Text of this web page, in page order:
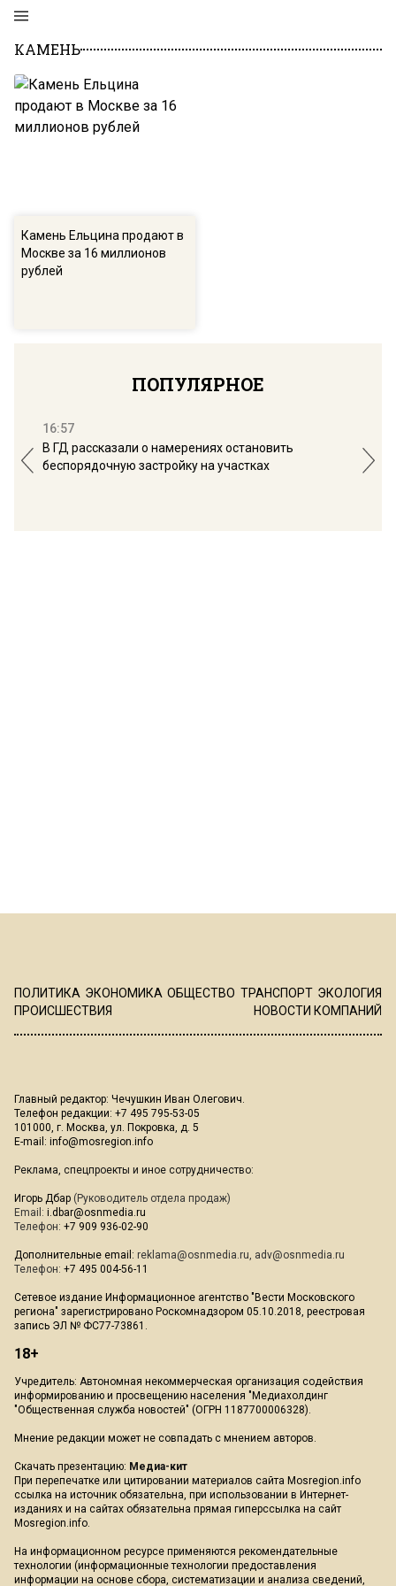
КАМЕНЬ
Камень Ельцина продают в
Москве за 16 миллионов
рублей
ПОПУЛЯРНОЕ
16:57
В ГД рассказали о намерениях остановить
беспорядочную застройку на участках
ПОЛИТИКА ЭКОНОМИКА ОБЩЕСТВО ТРАНСПОРТ ЭКОЛОГИЯ
ПРОИСШЕСТВИЯ
НОВОСТИ КОМПАНИЙ
Главный редактор: Чечушкин Иван Олегович.
Телефон редакции: +7 495 795-53-05
101000, г. Москва, ул. Покровка, д. 5
E-mail: info@mosregion.info
Реклама, спецпроекты и иное сотрудничество:
Игорь Дбар (Руководитель отдела продаж)
Email: i.dbar@osnmedia.ru
Телефон: +7 909 936-02-90
Дополнительные email: reklama@osnmedia.ru, adv@osnmedia.ru
Телефон: +7 495 004-56-11
Сетевое издание Информационное агентство "Вести Московского
региона" зарегистрировано Роскомнадзором 05.10.2018, реестровая
запись ЭЛ № ФС77-73861.
18+
Учредитель: Автономная некоммерческая организация содействия
информированию и просвещению населения "Медиахолдинг
"Общественная служба новостей" (ОГРН 1187700006328).
Мнение редакции может не совпадать с мнением авторов.
Скачать презентацию: Медиа-кит
При перепечатке или цитировании материалов сайта Mosregion.info
ссылка на источник обязательна, при использовании в Интернет-
изданиях и на сайтах обязательна прямая гиперссылка на сайт
Mosregion.info.
На информационном ресурсе применяются рекомендательные
технологии (информационные технологии предоставления
информации на основе сбора, систематизации и анализа сведений,